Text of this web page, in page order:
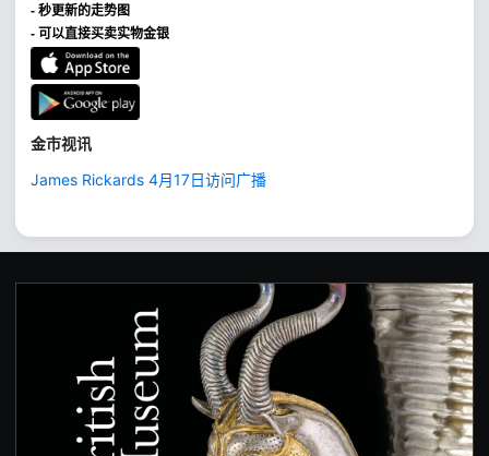
- 秒更新的走势图
- 可以直接买卖实物金银
金市视讯
James Rickards 4月17日访问广播